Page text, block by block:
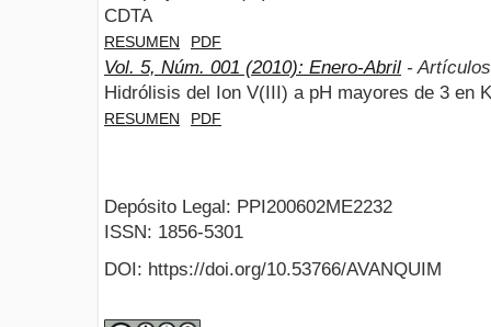
CDTA
RESUMEN PDF
Vol. 5, Núm. 001 (2010): Enero-Abril -
Hidrólisis del Ion V(III) a pH mayores de 3 en
RESUMEN PDF
Depósito Legal: PPI200602ME2232
ISSN: 1856-5301
DOI: https://doi.org/10.53766/AVANQUIM